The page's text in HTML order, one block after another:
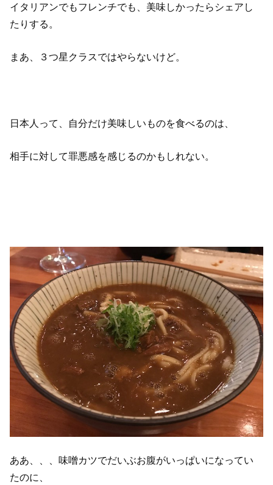
イタリアンでもフレンチでも、美味しかったらシェアし
たりする。
まあ、３つ星クラスではやらないけど。
日本人って、自分だけ美味しいものを食べるのは、
相手に対して罪悪感を感じるのかもしれない。
ああ、、、味噌カツでだいぶお腹がいっぱいになってい
たのに、